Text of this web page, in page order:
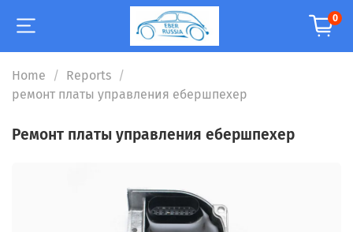
0
Home
Reports
ремонт платы управления ебершпехер
ремонт платы управления ебершпехер